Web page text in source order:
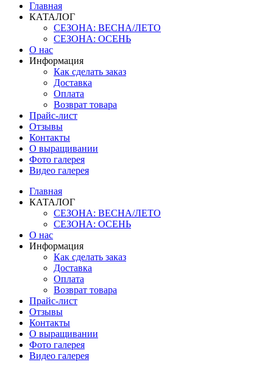
Главная
КАТАЛОГ
СЕЗОНА: ВЕСНА/ЛЕТО
СЕЗОНА: ОСЕНЬ
О нас
Информация
Как сделать заказ
Доставка
Оплата
Возврат товара
Прайс-лист
Отзывы
Контакты
О выращивании
Фото галерея
Видео галерея
Главная
КАТАЛОГ
СЕЗОНА: ВЕСНА/ЛЕТО
СЕЗОНА: ОСЕНЬ
О нас
Информация
Как сделать заказ
Доставка
Оплата
Возврат товара
Прайс-лист
Отзывы
Контакты
О выращивании
Фото галерея
Видео галерея